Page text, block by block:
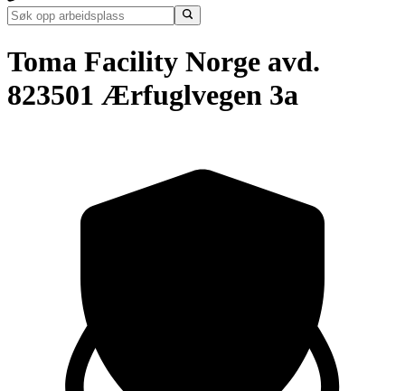
Toma Facility Norge avd.
823501 Ærfuglvegen 3a